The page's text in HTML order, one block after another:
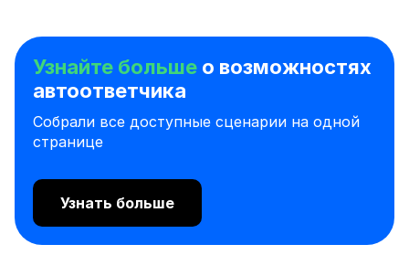
Узнайте больше о возможностях
автоответчика
Собрали все доступные сценарии на одной
странице
Узнать больше